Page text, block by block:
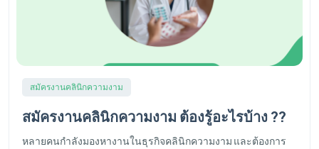
สมัครงานคลินิกความงาม
สมัครงานคลินิกความงาม ต้องรู้อะไรบ้าง ??
หลายคนกำลังมองหางานในธุรกิจคลินิกความงาม และต้องการ